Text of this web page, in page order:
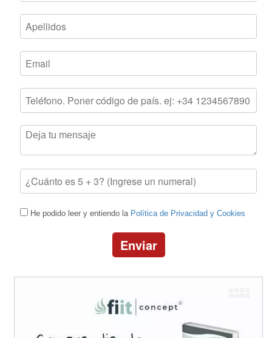
He podido leer y entiendo la Política de Privacidad y Cookies
Enviar